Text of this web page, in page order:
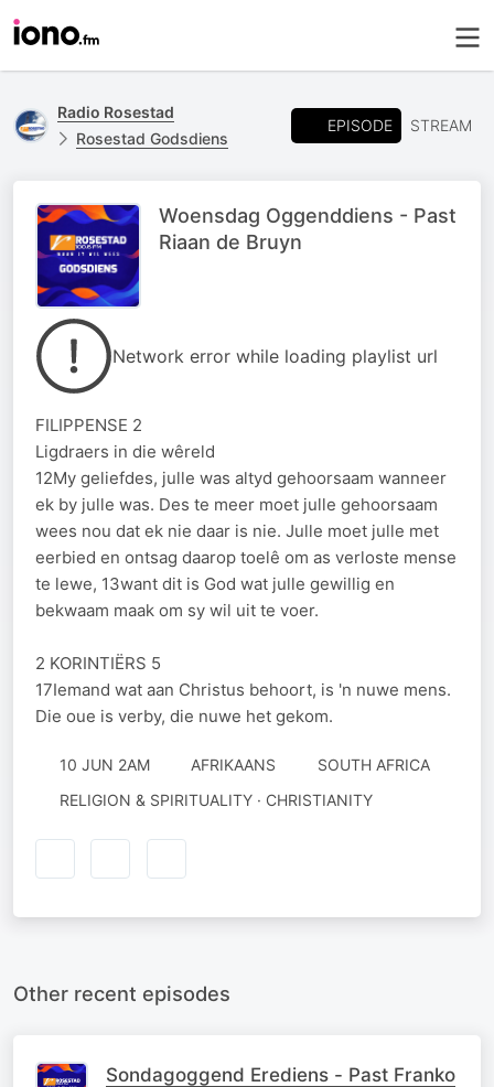
Radio Rosestad
Rosestad Godsdiens
EPISODE STREAM
Woensdag Oggenddiens - Past
Riaan de Bruyn
Network error while loading playlist url
FILIPPENSE 2
Ligdraers in die wêreld
12My geliefdes, julle was altyd gehoorsaam wanneer
ek by julle was. Des te meer moet julle gehoorsaam
wees nou dat ek nie daar is nie. Julle moet julle met
eerbied en ontsag daarop toelê om as verloste mense
te lewe, 13want dit is God wat julle gewillig en
bekwaam maak om sy wil uit te voer.
2 KORINTIËRS 5
17Iemand wat aan Christus behoort, is 'n nuwe mens.
Die oue is verby, die nuwe het gekom.
10 JUN 2AM AFRIKAANS
SOUTH AFRICA
RELIGION & SPIRITUALITY · CHRISTIANITY
Other recent episodes
Sondagoggend Erediens - Past Franko